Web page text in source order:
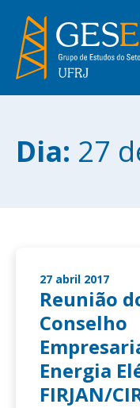
Dia: 27
27 abril 2017
Reunião
Conselho
Energia
FIRJAN/